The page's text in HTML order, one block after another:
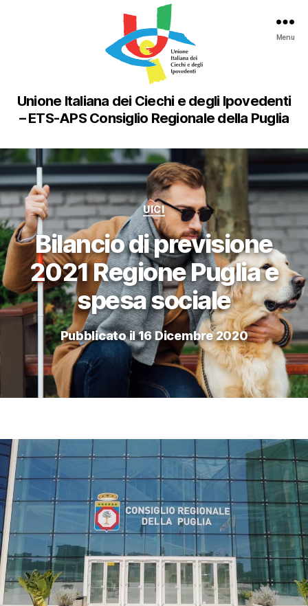
Unione Italiana dei Ciechi e degli Ipovedenti
– ETS-APS Consiglio Regionale della Puglia
Menu
Categorie
UICI
Bilancio di previsione
2021 Regione Puglia e
spesa sociale
Pubblicato il 16 Dicembre 2020